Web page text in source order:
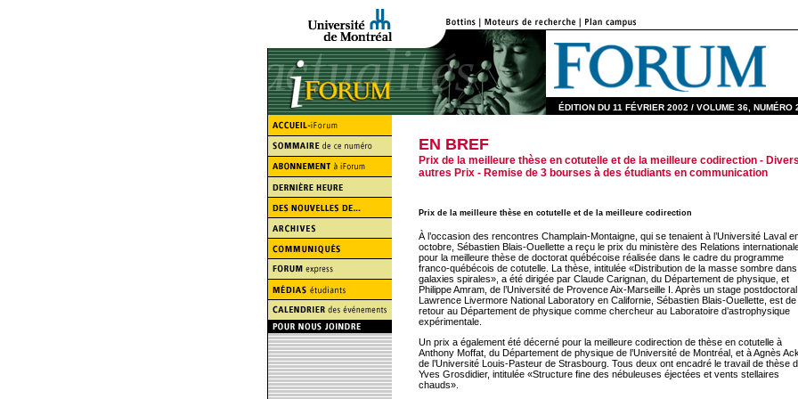
ÉDITION DU 11 FÉVRIER 2002 / VOLUME 36, NUMÉRO
EN BREF
Prix de la meilleure thèse en cotutelle et de la meilleure codirection - Divers
autres Prix - Remise de 3 bourses à des étudiants en communication
Prix de la meilleure thèse en cotutelle et de la meilleure codirection
À l’occasion des rencontres Champlain-Montaigne, qui se tenaient à l’Université Laval
octobre, Sébastien Blais-Ouellette a reçu le prix du ministère des Relations
pour la meilleure thèse de doctorat québécoise réalisée dans le cadre du programme
franco-québécois de cotutelle. La thèse, intitulée «Distribution de la masse sombre dans
galaxies spirales», a été dirigée par Claude Carignan, du Département de physique, et
Philippe Amram, de l’Université de Provence Aix-Marseille I. Après un stage
Lawrence Livermore National Laboratory en Californie, Sébastien Blais-Ouellette, est de
retour au Département de physique comme chercheur au Laboratoire d’astrophysique
expérimentale.
Un prix a également été décerné pour la meilleure codirection de thèse en cotutelle à
Anthony Moffat, du Département de physique de l’Université de Montréal, et à Agnès
de l’Université Louis-Pasteur de Strasbourg. Tous deux ont encadré le travail de thèse
Yves Grosdidier, intitulée «Structure fine des nébuleuses éjectées et vents stellaires
chauds».